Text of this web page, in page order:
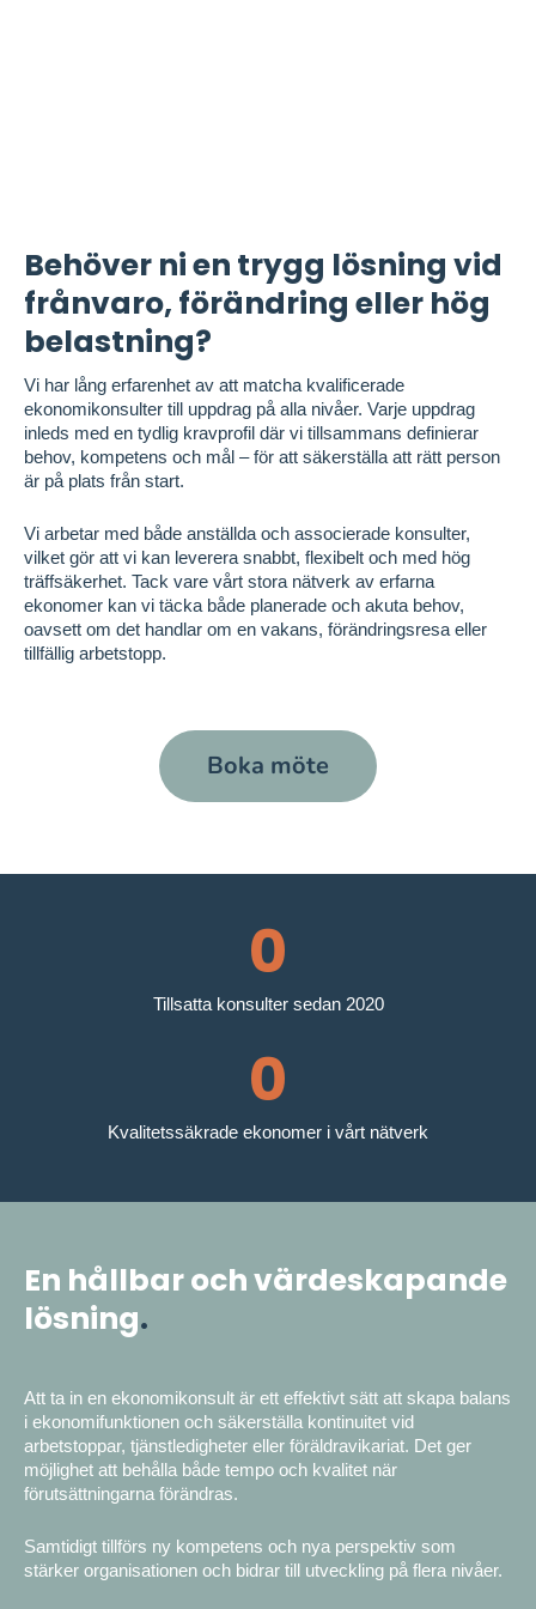
Behöver ni en trygg lösning vid
frånvaro, förändring eller hög
belastning?
Vi har lång erfarenhet av att matcha kvalificerade
ekonomikonsulter till uppdrag på alla nivåer. Varje uppdrag
inleds med en tydlig kravprofil där vi tillsammans definierar
behov, kompetens och mål – för att säkerställa att rätt person
är på plats från start.
Vi arbetar med både anställda och associerade konsulter,
vilket gör att vi kan leverera snabbt, flexibelt och med hög
träffsäkerhet. Tack vare vårt stora nätverk av erfarna
ekonomer kan vi täcka både planerade och akuta behov,
oavsett om det handlar om en vakans, förändringsresa eller
tillfällig arbetstopp.
Boka möte
Tillsatta konsulter sedan 2020
0
Kvalitetssäkrade ekonomer i vårt nätverk
0
En hållbar och värdeskapande
lösning.
Att ta in en ekonomikonsult är ett effektivt sätt att skapa balans
i ekonomifunktionen och säkerställa kontinuitet vid
arbetstoppar, tjänstledigheter eller föräldravikariat. Det ger
möjlighet att behålla både tempo och kvalitet när
förutsättningarna förändras.
Samtidigt tillförs ny kompetens och nya perspektiv som
stärker organisationen och bidrar till utveckling på flera nivåer.